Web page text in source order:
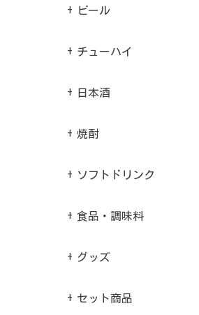
ビール
チューハイ
日本酒
焼酎
ソフトドリンク
食品・調味料
グッズ
セット商品